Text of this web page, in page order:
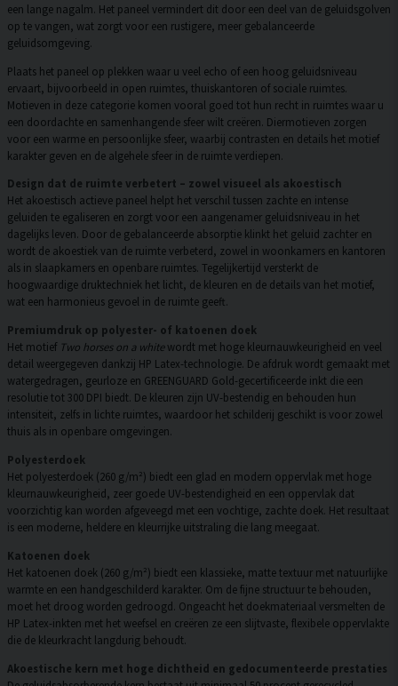
een lange nagalm. Het paneel vermindert dit door een deel van de geluidsgolven
op te vangen, wat zorgt voor een rustigere, meer gebalanceerde
geluidsomgeving.
Plaats het paneel op plekken waar u veel echo of een hoog geluidsniveau
ervaart, bijvoorbeeld in open ruimtes, thuiskantoren of sociale ruimtes.
Motieven in deze categorie komen vooral goed tot hun recht in ruimtes waar u
een doordachte en samenhangende sfeer wilt creëren. Diermotieven zorgen
voor een warme en persoonlijke sfeer, waarbij contrasten en details het motief
karakter geven en de algehele sfeer in de ruimte verdiepen.
Design dat de ruimte verbetert – zowel visueel als akoestisch
Het akoestisch actieve paneel helpt het verschil tussen zachte en intense
geluiden te egaliseren en zorgt voor een aangenamer geluidsniveau in het
dagelijks leven. Door de gebalanceerde absorptie klinkt het geluid zachter en
wordt de akoestiek van de ruimte verbeterd, zowel in woonkamers en kantoren
als in slaapkamers en openbare ruimtes. Tegelijkertijd versterkt de
hoogwaardige druktechniek het licht, de kleuren en de details van het motief,
wat een harmonieus gevoel in de ruimte geeft.
Premiumdruk op polyester- of katoenen doek
Het motief Two horses on a whitewordt met hoge kleurnauwkeurigheid en veel
detail weergegeven dankzij HP Latex-technologie. De afdruk wordt gemaakt met
watergedragen, geurloze en GREENGUARD Gold-gecertificeerde inkt die een
resolutie tot 300 DPI biedt. De kleuren zijn UV-bestendig en behouden hun
intensiteit, zelfs in lichte ruimtes, waardoor het schilderij geschikt is voor zowel
thuis als in openbare omgevingen.
Polyesterdoek
Het polyesterdoek (260 g/m²) biedt een glad en modern oppervlak met hoge
kleurnauwkeurigheid, zeer goede UV-bestendigheid en een oppervlak dat
voorzichtig kan worden afgeveegd met een vochtige, zachte doek. Het resultaat
is een moderne, heldere en kleurrijke uitstraling die lang meegaat.
Katoenen doek
Het katoenen doek (260 g/m²) biedt een klassieke, matte textuur met natuurlijke
warmte en een handgeschilderd karakter. Om de fijne structuur te behouden,
moet het droog worden gedroogd. Ongeacht het doekmateriaal versmelten de
HP Latex-inkten met het weefsel en creëren ze een slijtvaste, flexibele oppervlakte
die de kleurkracht langdurig behoudt.
Akoestische kern met hoge dichtheid en gedocumenteerde prestaties